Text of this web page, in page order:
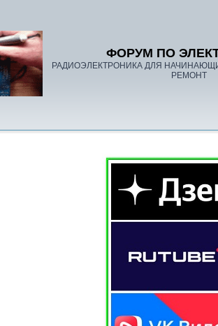
ФОРУМ ПО
РАДИОЭЛЕКТРОНИКА ДЛЯ
РЕМОНТ